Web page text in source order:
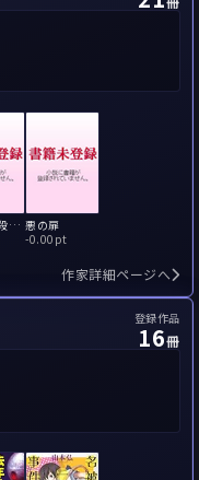
知恵の輪殺人事件 悪の扉
-0.00pt
作家詳細ページへ
登録作品
16冊